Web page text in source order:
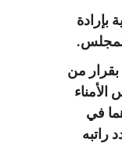
بإرادة
من
في
راتبه